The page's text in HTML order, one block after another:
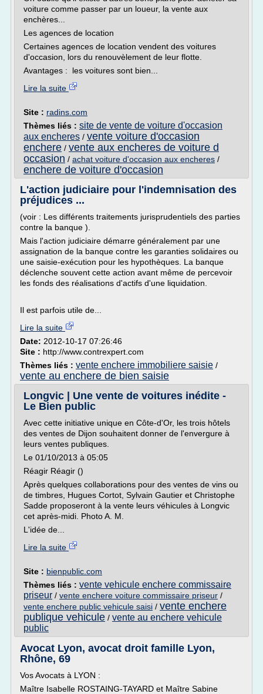
voiture comme passer par un loueur, la vente aux
enchères...
Les agences de location
Certaines agences de location vendent des voitures
d'occasion, lors du renouvèlement de leur flotte.
Avantages : les voitures sont bien...
Lire la suite
Site : radins.com
Thèmes liés : site de vente de voiture d'occasion
aux encheres / vente voiture d'occasion
enchere / vente aux encheres de voiture d
occasion / achat voiture d'occasion aux encheres /
enchere de voiture d'occasion
L'action judiciaire pour l'indemnisation des
préjudices ...
(voir : Les différents traitements jurisprudentiels des parties
contre la banque ).
Mais l'action judiciaire démarre généralement par une
assignation de la banque contre les garanties solidaires ou
une saisie-exécution pour les hypothèques. La banque
déclenche souvent cette action avant même de percevoir
les fonds des réalisations d'actifs d'une liquidation.
Il est parfois utile de...
Lire la suite
Date: 2012-10-17 07:26:46
Site : http://www.contrexpert.com
Thèmes liés : vente enchere immobiliere saisie /
vente au enchere de bien saisie
Longvic | Une vente de voitures inédite -
Le Bien public
Avec cette initiative unique en Côte-d'Or, les trois hôtels
des ventes de Dijon souhaitent donner de l'envergure à
leurs ventes publiques.
Le 01/10/2013 à 05:05
Réagir Réagir ()
Après quelques collaborations pour des ventes de vins ou
de timbres, Hugues Cortot, Sylvain Gautier et Christophe
Sadde proposeront à la vente leurs véhicules à Longvic
cet après-midi. Photo A. M.
L'idée de...
Lire la suite
Site : bienpublic.com
Thèmes liés : vente vehicule enchere commissaire
priseur / vente enchere voiture commissaire priseur /
vente enchere public vehicule saisi / vente enchere
publique vehicule / vente au enchere vehicule
public
Avocat Lyon, avocat droit famille Lyon,
Rhône, 69
Vos Avocats à LYON :
Maître Isabelle ROSTAING-TAYARD et Maître Sabine